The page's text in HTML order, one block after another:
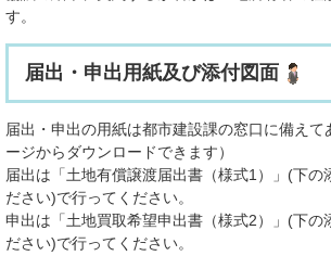
す。
届出・申出用紙及び添付図面
届出・申出の用紙は都市建設課の窓口に備え
ージからダウンロードできます）
届出は「土地有償譲渡届出書（様式1）」(下の
ださい)で行ってください。
申出は「土地買取希望申出書（様式2）」(下の
ださい)で行ってください。